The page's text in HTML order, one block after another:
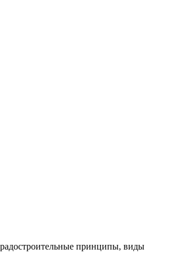
принципы, виды